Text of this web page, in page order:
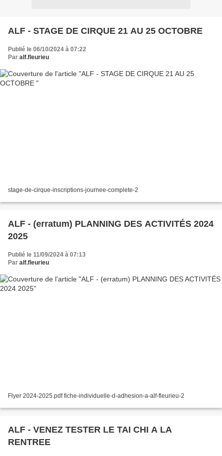
ALF - STAGE DE CIRQUE 21 AU 25 OCTOBRE
Publié le 06/10/2024 à 07:22
Par alf.fleurieu
stage-de-cirque-inscriptions-journee-complete-2
ALF - (erratum) PLANNING DES ACTIVITÉS 2024
2025
Publié le 11/09/2024 à 07:13
Par alf.fleurieu
Flyer 2024-2025.pdf fiche-individuelle-d-adhesion-a-alf-fleurieu-2
ALF - VENEZ TESTER LE TAI CHI A LA
RENTREE